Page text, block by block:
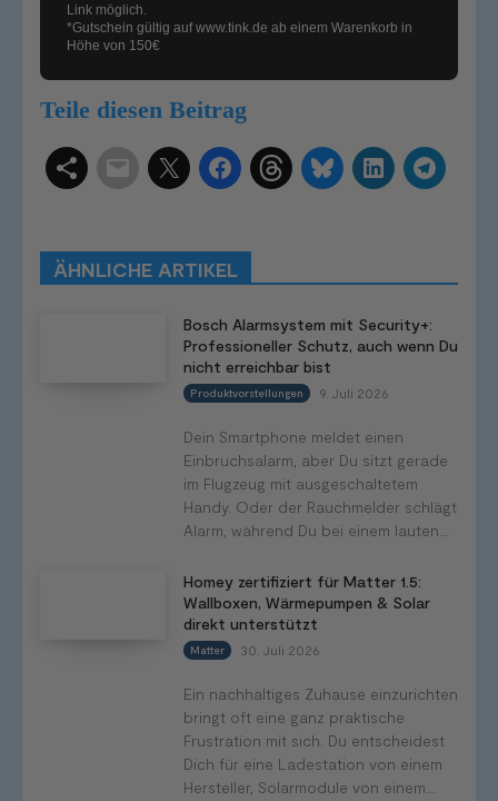
Link möglich.
*Gutschein gültig aufwww.tink.de ab einem Warenkorb in
Höhe von 150€
Teile diesen Beitrag
ÄHNLICHE ARTIKEL
Bosch Alarmsystem mit Security+:
Professioneller Schutz, auch wenn Du
nicht erreichbar bist
Produktvorstellungen 9. Juli 2026
Dein Smartphone meldet einen
Einbruchsalarm, aber Du sitzt gerade
im Flugzeug mit ausgeschaltetem
Handy. Oder der Rauchmelder schlägt
Alarm, während Du bei einem lauten...
Homey zertifiziert für Matter 1.5:
Wallboxen, Wärmepumpen & Solar
direkt unterstützt
Matter 30. Juli 2026
Ein nachhaltiges Zuhause einzurichten
bringt oft eine ganz praktische
Frustration mit sich. Du entscheidest
Dich für eine Ladestation von einem
Hersteller, Solarmodule von einem...